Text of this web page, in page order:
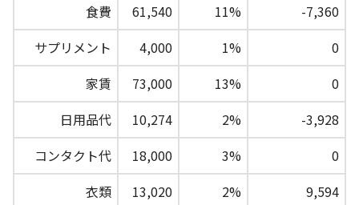
食費
61,540 11%
-7,360
サプリメント
4,000 1%
0
家賃
73,000 13%
0
日用品代
10,274 2%
-3,928
コンタクト代
18,000 3%
0
衣類
13,020 2%
9,594